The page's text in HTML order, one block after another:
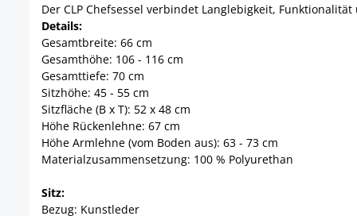
Der CLP Chefsessel verbindet Langlebigkeit,
Details:
Gesamtbreite: 66 cm
Gesamthöhe: 106 - 116 cm
Gesamttiefe: 70 cm
Sitzhöhe: 45 - 55 cm
Sitzfläche (B x T): 52 x 48 cm
Höhe Rückenlehne: 67 cm
Höhe Armlehne (vom Boden aus): 63 - 73 cm
Materialzusammensetzung: 100 % Polyurethan
Sitz:
Bezug: Kunstleder